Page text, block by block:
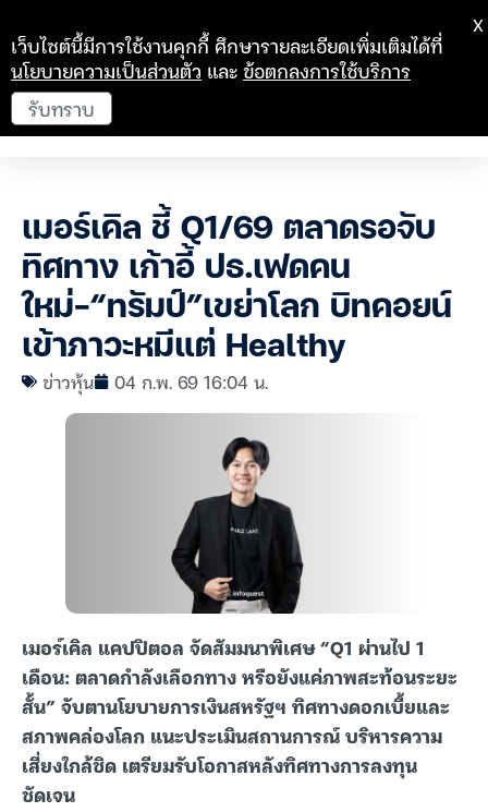
เมอร์เคิล ชี้ Q1/69 ตลาดรอจับ
ทิศทาง เก้าอี้ ปธ.เฟดคน
ใหม่-“ทรัมป์”เขย่าโลก บิทคอยน์
เข้าภาวะหมีแต่ Healthy
ข่าวหุ้น 04 ก.พ. 69 16:04 น.
เมอร์เคิล แคปปิตอล จัดสัมมนาพิเศษ “Q1 ผ่านไป 1
เดือน: ตลาดกำลังเลือกทาง หรือยังแค่ภาพสะท้อนระยะ
สั้น” จับตานโยบายการเงินสหรัฐฯ ทิศทางดอกเบี้ยและ
สภาพคล่องโลก แนะประเมินสถานการณ์ บริหารความ
เสี่ยงใกล้ชิด เตรียมรับโอกาสหลังทิศทางการลงทุน
ชัดเจน
เว็บไซต์นี้มีการใช้งานคุกกี้ ศึกษารายละเอียดเพิ่มเติมได้ที่
นโยบายความเป็นส่วนตัว และข้อตกลงการใช้บริการ
รับทราบ
X